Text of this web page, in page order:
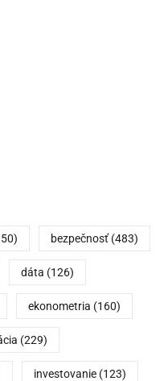
bezpečnosť (483)
dáta (126)
ekonometria (160)
(229)
investovanie (123)